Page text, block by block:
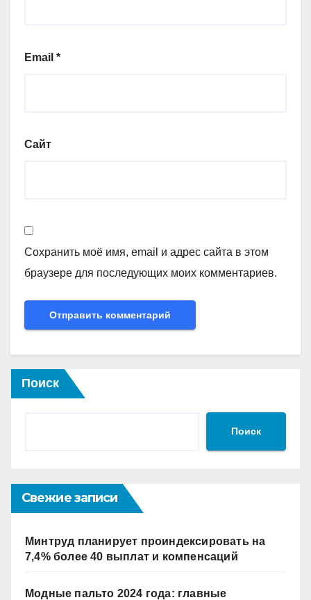
Email *
Сайт
Сохранить моё имя, email и адрес сайта в этом
браузере для последующих моих комментариев.
Поиск
Поиск
Свежие записи
Минтруд планирует проиндексировать на
7,4% более 40 выплат и компенсаций
Модные пальто 2024 года: главные